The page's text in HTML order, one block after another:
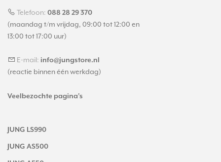
Telefoon: 088 28 29 370
(maandag t/m vrijdag, 09:00 tot 12:00 en
13:00 tot 17:00 uur)
E-mail: info@jungstore.nl
(reactie binnen één werkdag)
Veelbezochte pagina's
JUNG LS990
JUNG AS500